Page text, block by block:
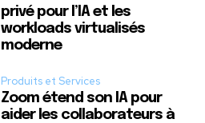
privé pour l’IA et les
workloads virtualisés
moderne
Produits et Services
Zoom étend son IA pour
aider les collaborateurs à